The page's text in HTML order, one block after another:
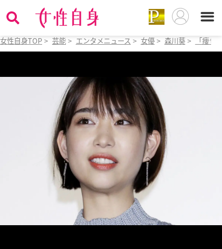
女性自身TOP > 芸能 > エンタメニュース > 女優 > 森川葵 > 「痩